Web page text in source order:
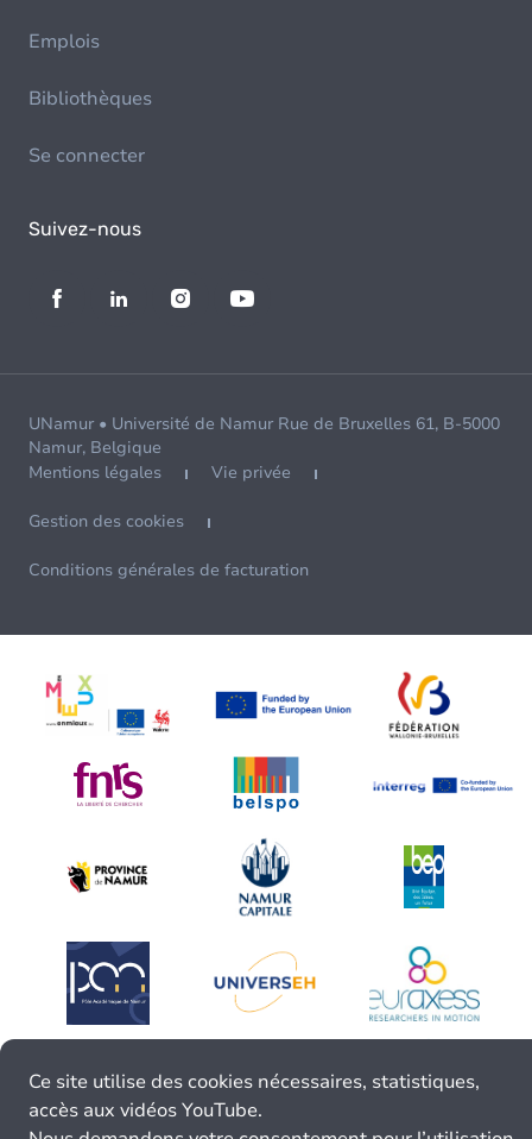
Emplois
Bibliothèques
Se connecter
Suivez-nous
UNamur • Université de Namur Rue de Bruxelles 61, B-5000
Namur, Belgique
Mentions légales
Vie privée
Gestion des cookies
Conditions générales de facturation
Ce site utilise des cookies nécessaires, statistiques,
accès aux vidéos YouTube.